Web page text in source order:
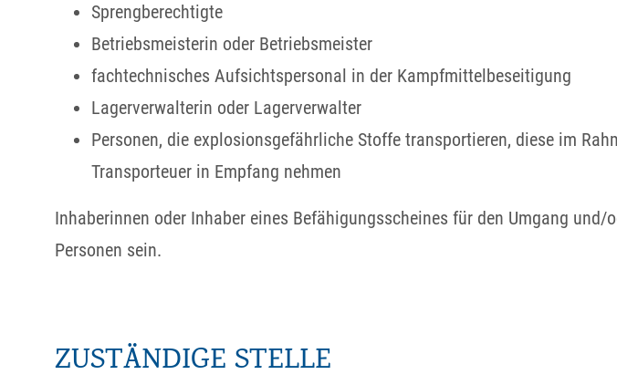
Sprengberechtigte
Betriebsmeisterin oder Betriebsmeister
fachtechnisches Aufsichtspersonal in der Kampfmittelbeseitigung
Lagerverwalterin oder Lagerverwalter
Personen, die explosionsgefährliche Stoffe transportieren, diese im
Transporteuer in Empfang nehmen
Inhaberinnen oder Inhaber eines Befähigungsscheines für den Umgang
Personen sein.
ZUSTÄNDIGE STELLE